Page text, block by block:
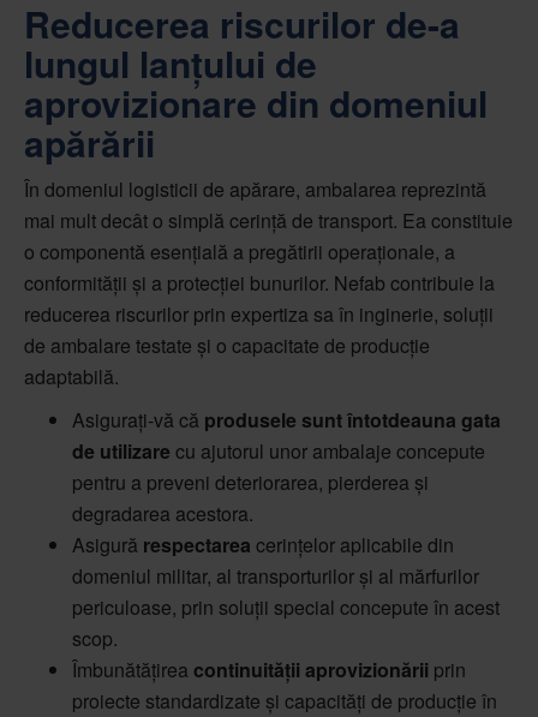
Reducerea riscurilor de-a
lungul lanțului de
aprovizionare din domeniul
apărării
În domeniul logisticii de apărare, ambalarea reprezintă
mai mult decât o simplă cerință de transport. Ea constituie
o componentă esențială a pregătirii operaționale, a
conformității și a protecției bunurilor. Nefab contribuie la
reducerea riscurilor prin expertiza sa în inginerie, soluții
de ambalare testate și o capacitate de producție
adaptabilă.
Asigurați-vă că produsele sunt întotdeauna gata
de utilizare cu ajutorul unor ambalaje concepute
pentru a preveni deteriorarea, pierderea și
degradarea acestora.
Asigură respectarea cerințelor aplicabile din
domeniul militar, al transporturilor și al mărfurilor
periculoase, prin soluții special concepute în acest
scop.
Îmbunătățireacontinuității aprovizionării prin
proiecte standardizate și capacități de producție în